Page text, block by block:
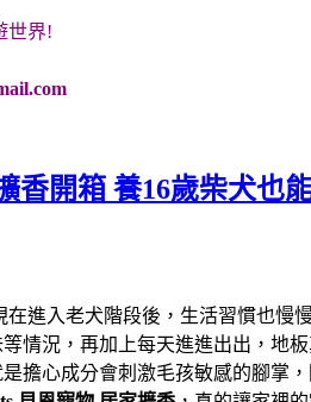
世界!
香開箱 養16歲柴犬也
進入老犬階段後，生活習慣也慢
情況，再加上每天進進出出，地
擔心成分會刺激毛孩敏感的腳掌